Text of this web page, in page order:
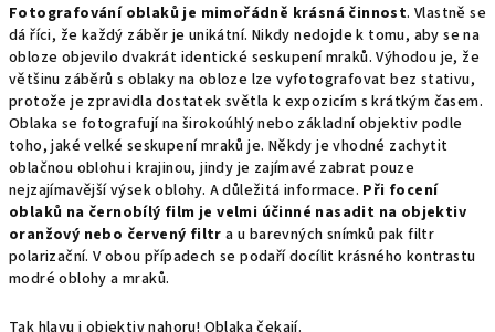
Fotografování oblaků je mimořádně krásná činnost. Vlastně se
dá říci, že každý záběr je unikátní. Nikdy nedojde k tomu, aby se na
obloze objevilo dvakrát identické seskupení mraků. Výhodou je, že
většinu záběrů s oblaky na obloze lze vyfotografovat bez stativu,
protože je zpravidla dostatek světla k expozicím s krátkým časem.
Oblaka se fotografují na širokoúhlý nebo základní objektiv podle
toho, jaké velké seskupení mraků je. Někdy je vhodné zachytit
oblačnou oblohu i krajinou, jindy je zajímavé zabrat pouze
nejzajímavější výsek oblohy. A důležitá informace. Při focení
oblaků na černobílý film je velmi účinné nasadit na objektiv
oranžový nebo červený filtr a u barevných snímků pak filtr
polarizační. V obou případech se podaří docílit krásného kontrastu
modré oblohy a mraků.
Tak hlavu i objektiv nahoru! Oblaka čekají.